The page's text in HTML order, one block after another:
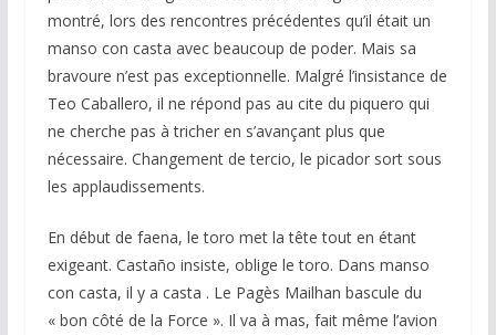
montré, lors des rencontres précédentes qu’il était un
manso con casta avec beaucoup de poder. Mais sa
bravoure n’est pas exceptionnelle. Malgré l’insistance de
Teo Caballero, il ne répond pas au cite du piquero qui
ne cherche pas à tricher en s’avançant plus que
nécessaire. Changement de tercio, le picador sort sous
les applaudissements.
En début de faena, le toro met la tête tout en étant
exigeant. Castaño insiste, oblige le toro. Dans manso
con casta, il y a casta . Le Pagès Mailhan bascule du
« bon côté de la Force ». Il va à mas, fait même l’avion